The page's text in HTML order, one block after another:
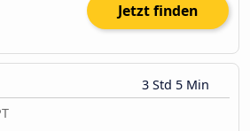
Jetzt finden
3 Std 5 Min